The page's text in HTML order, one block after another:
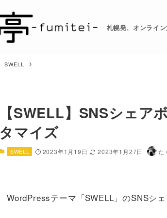
札幌発、オンライ
SWELL
【SWELL】SNSシェア
タマイズ
SWELL 2023年1月19日 2023年1月27日 た
WordPressテーマ「SWELL」のSNSシ